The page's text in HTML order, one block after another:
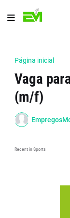
Página inicial
Vaga
(m/f)
Recent in Sports